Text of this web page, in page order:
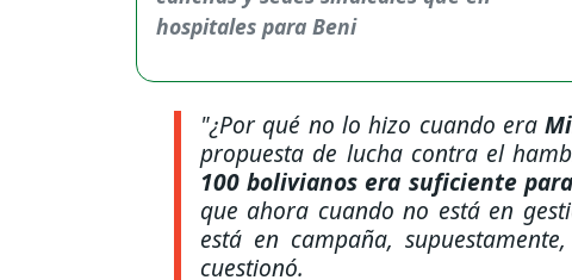
"¿Por qué no lo hizo cuando era
propuesta de lucha contra el
100 bolivianos era suficiente
que ahora cuando no está en
está en campaña,
cuestionó.